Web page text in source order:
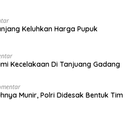
Keluhkan Harga Pupuk
Kecelakaan Di Tanjuang Gadang
Munir, Polri Didesak Bentuk Tim